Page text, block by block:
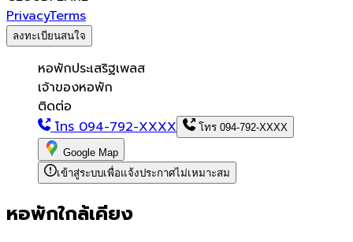
PrivacyTerms
ลงทะเบียนสนใจ
หอพักประเสริฐเพลส
เจ้าของหอพัก
ติดต่อ
โทร 094-792-XXXX โทร 094-792-XXXX
Google Map
เข้าสู่ระบบเพื่อแจ้งประกาศไม่เหมาะสม
หอพักใกล้เคียง